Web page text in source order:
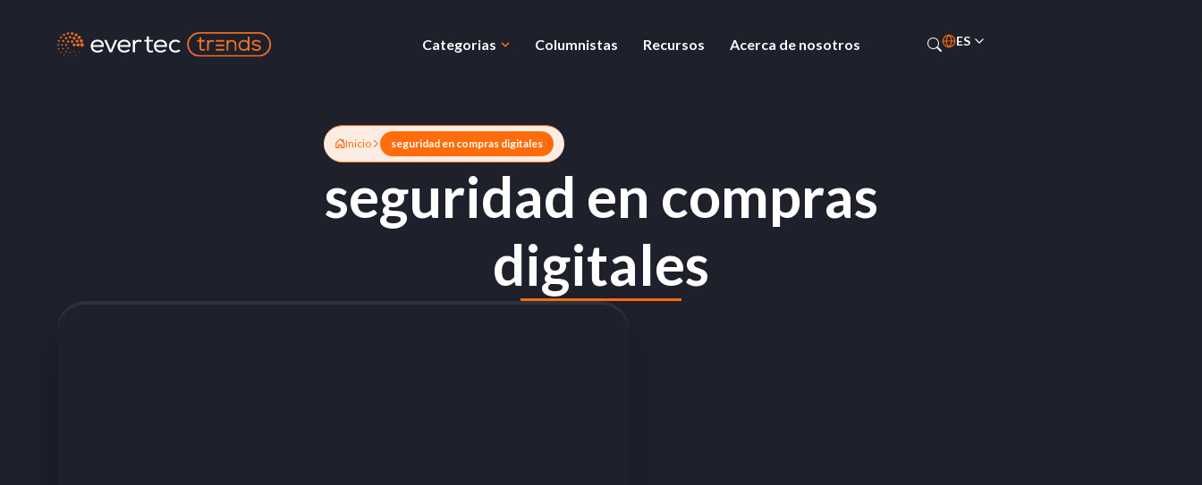
Categorias Columnistas Recursos Acerca de nosotros ES
Inicio seguridad en compras digitales
seguridad en compras
digitales